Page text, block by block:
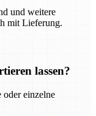
und weitere
mit Lieferung.
lassen?
einzelne